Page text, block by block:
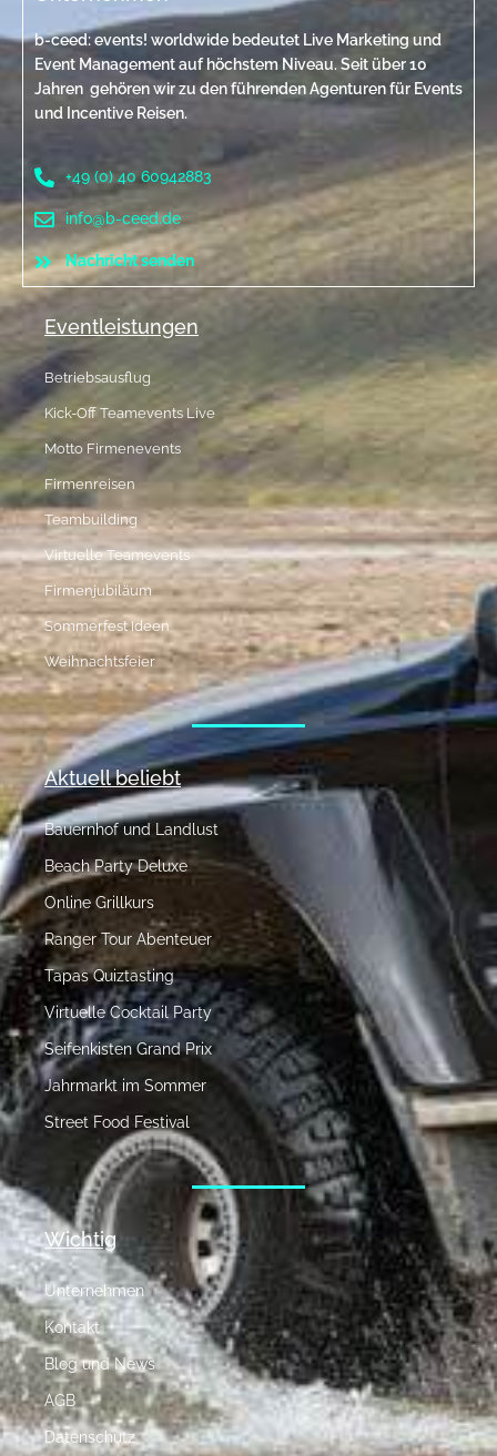
b-ceed: events! worldwide bedeutet Live Marketing und
Event Management auf höchstem Niveau. Seit über 10
Jahren gehören wir zu den führenden Agenturen für Events
und Incentive Reisen.
+49 (0) 40 60942883
info@b-ceed.de
Nachricht senden
Eventleistungen
Betriebsausflug
Kick-Off Teamevents Live
Motto Firmenevents
Firmenreisen
Teambuilding
Virtuelle Teamevents
Firmenjubiläum
Sommerfest Ideen
Weihnachtsfeier
Aktuell beliebt
Bauernhof und Landlust
Beach Party Deluxe
Online Grillkurs
Ranger Tour Abenteuer
Tapas Quiztasting
Virtuelle Cocktail Party
Seifenkisten Grand Prix
Jahrmarkt im Sommer
Street Food Festival
Wichtig
Unternehmen
Kontakt
Blog und News
AGB
Datenschutz